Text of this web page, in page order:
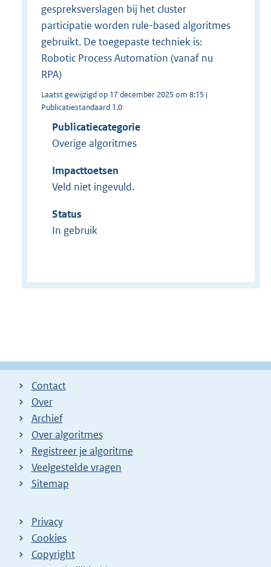
gespreksverslagen bij het cluster
participatie worden rule-based algoritmes
gebruikt. De toegepaste techniek is:
Robotic Process Automation (vanaf nu
RPA)
Laatst gewijzigd op 17 december 2025 om 8:15 |
Publicatiestandaard 1.0
Publicatiecategorie
Overige algoritmes
Impacttoetsen
Veld niet ingevuld.
Status
In gebruik
Contact
Over
Archief
Over algoritmes
Registreer je algoritme
Veelgestelde vragen
Sitemap
Privacy
Cookies
Copyright